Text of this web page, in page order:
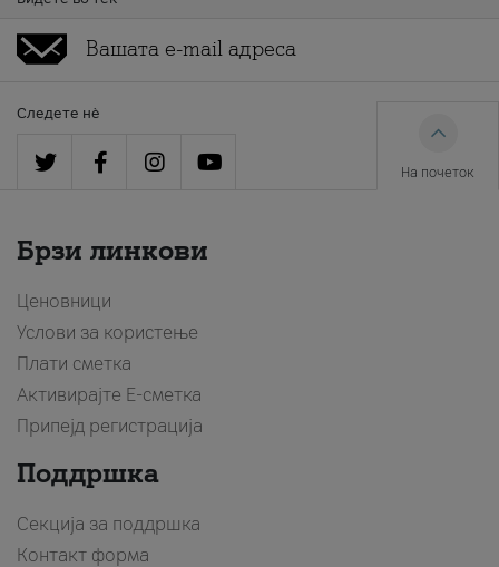
Следете нè
На почеток
Брзи линкови
Ценовници
Услови за користење
Плати сметка
Активирајте Е-сметка
Припејд регистрација
Поддршка
Секција за поддршка
Контакт форма